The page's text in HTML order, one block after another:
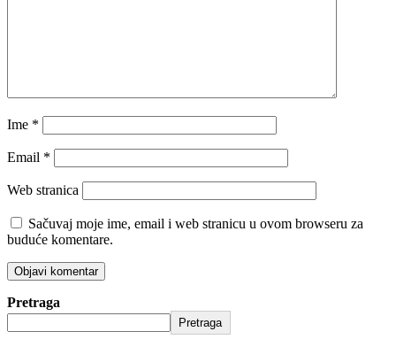
Ime *
Email *
Web stranica
Sačuvaj moje ime, email i web stranicu u ovom browseru za
buduće komentare.
Pretraga
Pretraga